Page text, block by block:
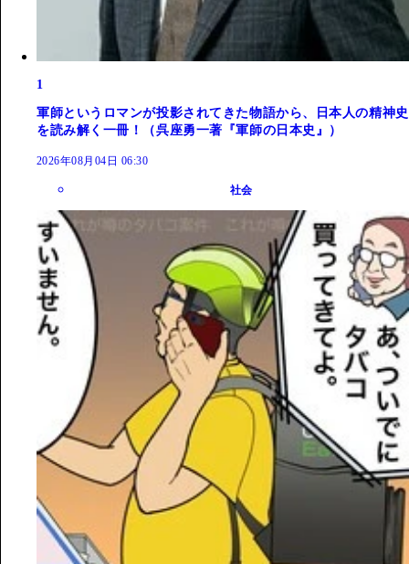
1
軍師というロマンが投影されてきた物語から、日本人の精神史
を読み解く一冊！（呉座勇一著『軍師の日本史』）
2026年08月04日 06:30
社会